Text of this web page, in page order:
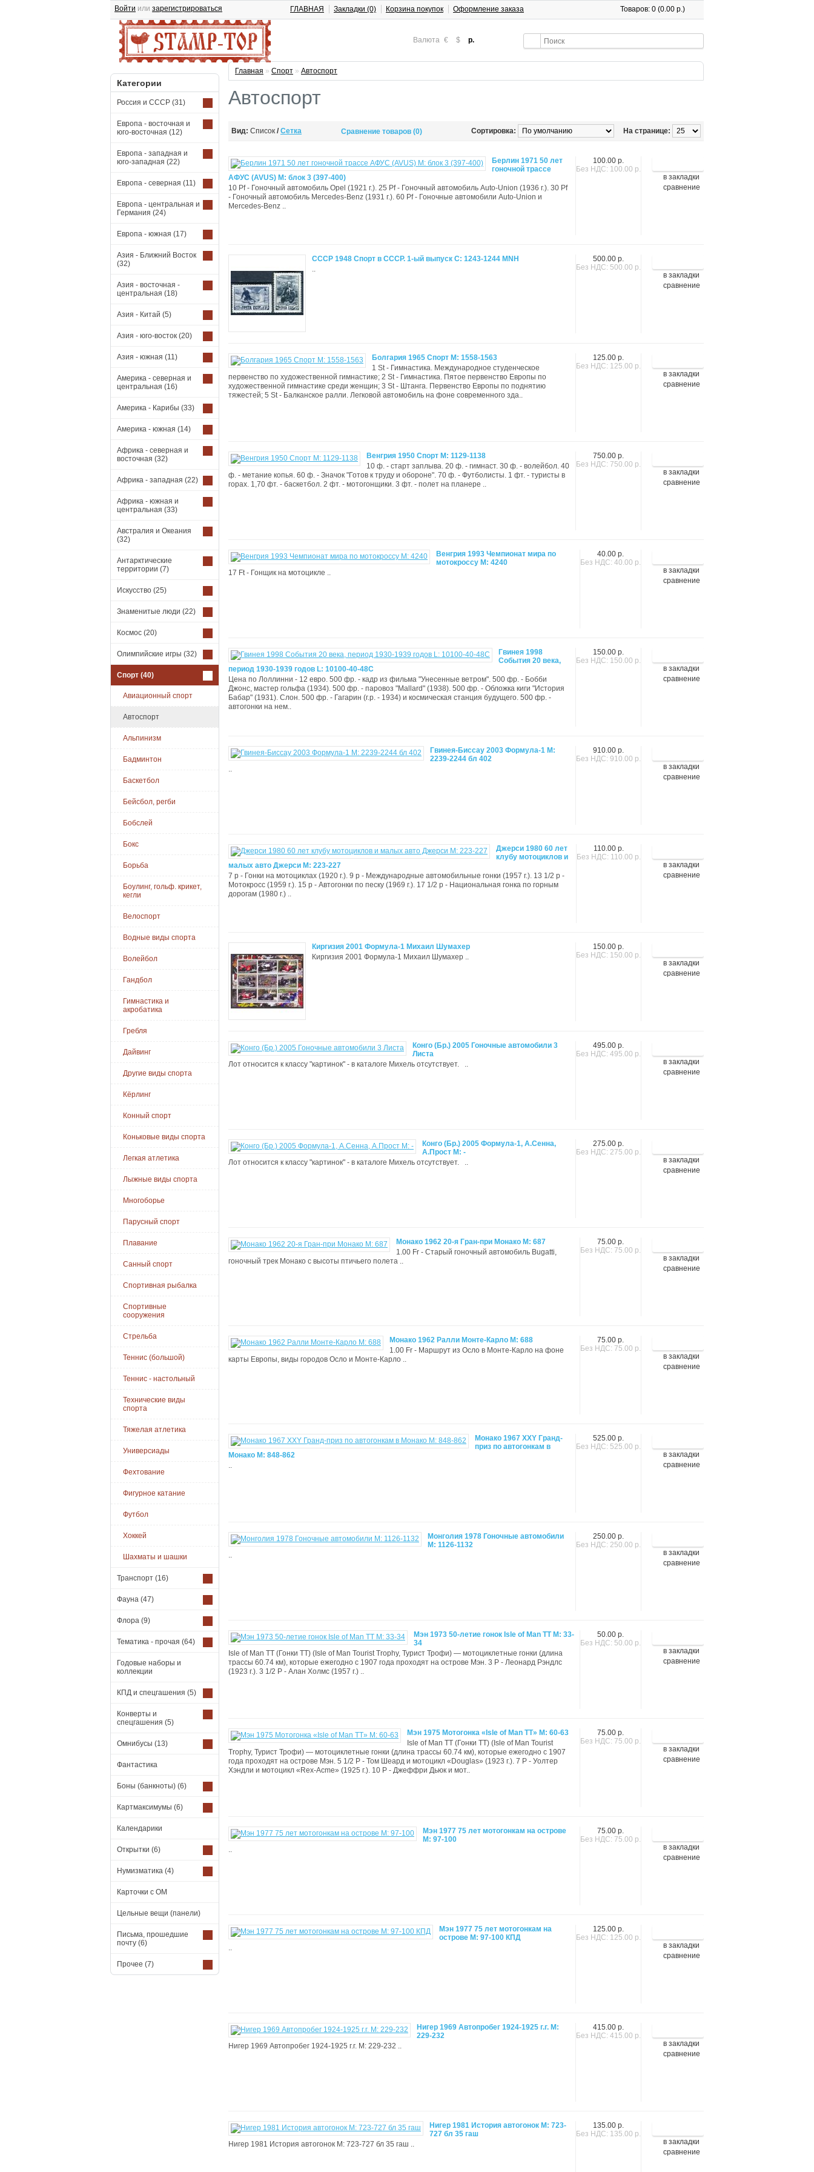
Валюта € $ р.
Товаров: 0 (0.00 р.)
Войти или зарегистрироваться ГЛАВНАЯ Закладки (0) Корзина покупок Оформление заказа
Категории
Россия и СССР (31)
Европа - восточная и
юго-восточная (12)
Европа - западная и
юго-западная (22)
Европа - северная (11)
Европа - центральная и
Германия (24)
Европа - южная (17)
Азия - Ближний Восток
(32)
Азия - восточная -
центральная (18)
Азия - Китай (5)
Азия - юго-восток (20)
Азия - южная (11)
Америка - северная и
центральная (16)
Америка - Карибы (33)
Америка - южная (14)
Африка - северная и
восточная (32)
Африка - западная (22)
Африка - южная и
центральная (33)
Австралия и Океания
(32)
Антарктические
территории (7)
Искусство (25)
Знаменитые люди (22)
Космос (20)
Олимпийские игры (32)
Спорт (40)
Авиационный спорт
Автоспорт
Альпинизм
Бадминтон
Баскетбол
Бейсбол, регби
Бобслей
Бокс
Борьба
Боулинг, гольф. крикет,
кегли
Велоспорт
Водные виды спорта
Волейбол
Гандбол
Гимнастика и
акробатика
Гребля
Дайвинг
Другие виды спорта
Кёрлинг
Конный спорт
Коньковые виды спорта
Легкая атлетика
Лыжные виды спорта
Многоборье
Парусный спорт
Плавание
Санный спорт
Спортивная рыбалка
Спортивные
сооружения
Стрельба
Теннис (большой)
Теннис - настольный
Технические виды
спорта
Тяжелая атлетика
Универсиады
Фехтование
Фигурное катание
Футбол
Хоккей
Шахматы и шашки
Транспорт (16)
Фауна (47)
Флора (9)
Тематика - прочая (64)
Годовые наборы и
коллекции
КПД и спецгашения (5)
Конверты и
спецгашения (5)
Омнибусы (13)
Фантастика
Боны (банкноты) (6)
Картмаксимумы (6)
Календарики
Открытки (6)
Нумизматика (4)
Карточки с ОМ
Цельные вещи (панели)
Письма, прошедшие
почту (6)
Прочее (7)
Главная » Спорт » Автоспорт
Автоспорт
Вид: Список / Сетка На странице:
Сравнение товаров (0) Сортировка:
в закладки
сравнение
100.00 р.
Без НДС: 100.00 р.
Берлин 1971 50 лет
гоночной трассе
АФУС (AVUS) М: блок 3 (397-400)
10 Pf - Гоночный автомобиль Opel (1921 г.). 25 Pf - Гоночный автомобиль Auto-Union (1936 г.). 30 Pf
- Гоночный автомобиль Mercedes-Benz (1931 г.). 60 Pf - Гоночные автомобили Auto-Union и
Mercedes-Benz ..
в закладки
сравнение
500.00 р.
Без НДС: 500.00 р.
СССР 1948 Спорт в СССР. 1-ый выпуск С: 1243-1244 MNH
..
в закладки
сравнение
125.00 р.
Без НДС: 125.00 р.
Болгария 1965 Спорт М: 1558-1563
1 St - Гимнастика. Международное студенческое
первенство по художественной гимнастике; 2 St - Гимнастика. Пятое первенство Европы по
художественной гимнастике среди женщин; 3 St - Штанга. Первенство Европы по поднятию
тяжестей; 5 St - Балканское ралли. Легковой автомобиль на фоне современного зда..
в закладки
сравнение
750.00 р.
Без НДС: 750.00 р.
Венгрия 1950 Спорт М: 1129-1138
10 ф. - старт заплыва. 20 ф. - гимнаст. 30 ф. - волейбол. 40
ф. - метание копья. 60 ф. - Значок "Готов к труду и обороне". 70 ф. - Футболисты. 1 фт. - туристы в
горах. 1,70 фт. - баскетбол. 2 фт. - мотогонщики. 3 фт. - полет на планере ..
в закладки
сравнение
40.00 р.
Без НДС: 40.00 р.
Венгрия 1993 Чемпионат мира по
мотокроссу М: 4240
17 Ft - Гонщик на мотоцикле ..
в закладки
сравнение
150.00 р.
Без НДС: 150.00 р.
Гвинея 1998
События 20 века,
период 1930-1939 годов L: 10100-40-48C
Цена по Лоллинни - 12 евро. 500 фр. - кадр из фильма "Унесенные ветром". 500 фр. - Бобби
Джонс, мастер гольфа (1934). 500 фр. - паровоз "Mallard" (1938). 500 фр. - Обложка киги "История
Бабар" (1931). Слон. 500 фр. - Гагарин (г.р. - 1934) и космическая станция будущего. 500 фр. -
автогонки на нем..
в закладки
сравнение
910.00 р.
Без НДС: 910.00 р.
Гвинея-Биссау 2003 Формула-1 М:
2239-2244 бл 402
..
в закладки
сравнение
110.00 р.
Без НДС: 110.00 р.
Джерси 1980 60 лет
клубу мотоциклов и
малых авто Джерси М: 223-227
7 p - Гонки на мотоциклах (1920 г.). 9 p - Международные автомобильные гонки (1957 г.). 13 1/2 p -
Мотокросс (1959 г.). 15 p - Автогонки по песку (1969 г.). 17 1/2 p - Национальная гонка по горным
дорогам (1980 г.) ..
в закладки
сравнение
150.00 р.
Без НДС: 150.00 р.
Киргизия 2001 Формула-1 Михаил Шумахер
Киргизия 2001 Формула-1 Михаил Шумахер ..
в закладки
сравнение
495.00 р.
Без НДС: 495.00 р.
Конго (Бр.) 2005 Гоночные автомобили 3
Листа
Лот относится к классу "картинок" - в каталоге Михель отсутствует. ..
в закладки
сравнение
275.00 р.
Без НДС: 275.00 р.
Конго (Бр.) 2005 Формула-1, А.Сенна,
А.Прост М: -
Лот относится к классу "картинок" - в каталоге Михель отсутствует. ..
в закладки
сравнение
75.00 р.
Без НДС: 75.00 р.
Монако 1962 20-я Гран-при Монако М: 687
1.00 Fr - Старый гоночный автомобиль Bugatti,
гоночный трек Монако с высоты птичьего полета ..
в закладки
сравнение
75.00 р.
Без НДС: 75.00 р.
Монако 1962 Ралли Монте-Карло М: 688
1.00 Fr - Маршрут из Осло в Монте-Карло на фоне
карты Европы, виды городов Осло и Монте-Карло ..
в закладки
сравнение
525.00 р.
Без НДС: 525.00 р.
Монако 1967 XXY Гранд-
приз по автогонкам в
Монако М: 848-862
..
в закладки
сравнение
250.00 р.
Без НДС: 250.00 р.
Монголия 1978 Гоночные автомобили
М: 1126-1132
..
в закладки
сравнение
50.00 р.
Без НДС: 50.00 р.
Мэн 1973 50-летие гонок Isle of Man TT М: 33-
34
Isle of Man TT (Гонки ТТ) (Isle of Man Tourist Trophy, Турист Трофи) — мотоциклетные гонки (длина
трассы 60.74 км), которые ежегодно с 1907 года проходят на острове Мэн. 3 P - Леонард Рэндлс
(1923 г.). 3 1/2 P - Алан Холмс (1957 г.) ..
в закладки
сравнение
75.00 р.
Без НДС: 75.00 р.
Мэн 1975 Мотогонка «Isle of Man TT» М: 60-63
Isle of Man TT (Гонки ТТ) (Isle of Man Tourist
Trophy, Турист Трофи) — мотоциклетные гонки (длина трассы 60.74 км), которые ежегодно с 1907
года проходят на острове Мэн. 5 1/2 P - Том Шеард и мотоцикл «Douglas» (1923 г.). 7 P - Уолтер
Хэндли и мотоцикл «Rex-Acme» (1925 г.). 10 P - Джеффри Дьюк и мот..
в закладки
сравнение
75.00 р.
Без НДС: 75.00 р.
Мэн 1977 75 лет мотогонкам на острове
М: 97-100
..
в закладки
сравнение
125.00 р.
Без НДС: 125.00 р.
Мэн 1977 75 лет мотогонкам на
острове М: 97-100 КПД
..
в закладки
сравнение
415.00 р.
Без НДС: 415.00 р.
Нигер 1969 Автопробег 1924-1925 г.г. М:
229-232
Нигер 1969 Автопробег 1924-1925 г.г. М: 229-232 ..
в закладки
сравнение
135.00 р.
Без НДС: 135.00 р.
Нигер 1981 История автогонок М: 723-
727 бл 35 гаш
Нигер 1981 История автогонок М: 723-727 бл 35 гаш ..